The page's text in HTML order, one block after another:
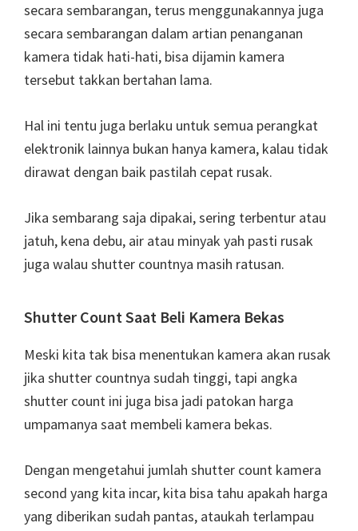
secara sembarangan, terus menggunakannya juga
secara sembarangan dalam artian penanganan
kamera tidak hati-hati, bisa dijamin kamera
tersebut takkan bertahan lama.
Hal ini tentu juga berlaku untuk semua perangkat
elektronik lainnya bukan hanya kamera, kalau tidak
dirawat dengan baik pastilah cepat rusak.
Jika sembarang saja dipakai, sering terbentur atau
jatuh, kena debu, air atau minyak yah pasti rusak
juga walau shutter countnya masih ratusan.
Shutter Count Saat Beli Kamera Bekas
Meski kita tak bisa menentukan kamera akan rusak
jika shutter countnya sudah tinggi, tapi angka
shutter count ini juga bisa jadi patokan harga
umpamanya saat membeli kamera bekas.
Dengan mengetahui jumlah shutter count kamera
second yang kita incar, kita bisa tahu apakah harga
yang diberikan sudah pantas, ataukah terlampau